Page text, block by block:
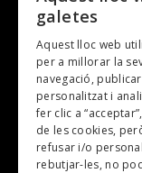
Gastronomia
TV
Plans per fer
Revistes
SUBSCRIU-TE A LA
galetes
Aquest lloc web
per a millorar la
navegació,
personalitzat i
fer clic a
de les cookies,
refusar i/o
rebutjar-les, no